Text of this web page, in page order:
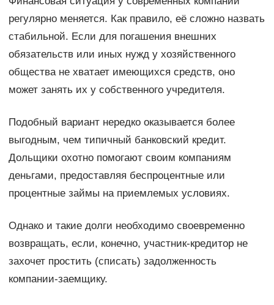
регулярно меняется. Как правило, её сложно назвать
стабильной. Если для погашения внешних
обязательств или иных нужд у хозяйственного
общества не хватает имеющихся средств, оно
может занять их у собственного учредителя.
Подобный вариант нередко оказывается более
выгодным, чем типичный банковский кредит.
Дольщики охотно помогают своим компаниям
деньгами, предоставляя беспроцентные или
процентные займы на приемлемых условиях.
Однако и такие долги необходимо своевременно
возвращать, если, конечно, участник-кредитор не
захочет простить (списать) задолженность
компании-заемщику.